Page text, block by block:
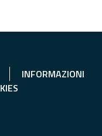
INFORMAZIONI